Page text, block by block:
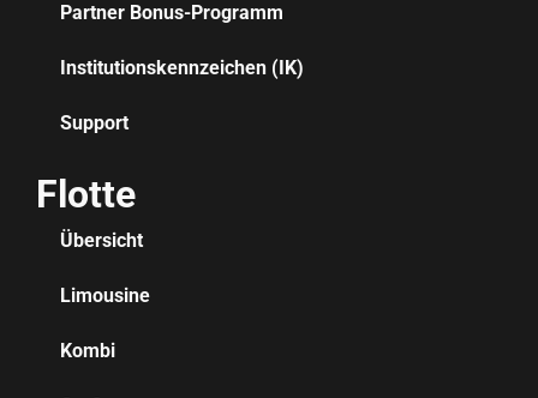
Partner Bonus-Programm
Institutionskennzeichen (IK)
Support
Flotte
Übersicht
Limousine
Kombi